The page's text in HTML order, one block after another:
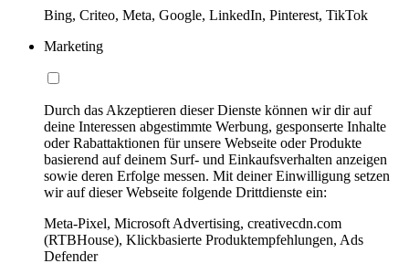
Bing, Criteo, Meta, Google, LinkedIn, Pinterest, TikTok
Marketing
Durch das Akzeptieren dieser Dienste können wir dir auf
deine Interessen abgestimmte Werbung, gesponserte Inhalte
oder Rabattaktionen für unsere Webseite oder Produkte
basierend auf deinem Surf- und Einkaufsverhalten anzeigen
sowie deren Erfolge messen. Mit deiner Einwilligung setzen
wir auf dieser Webseite folgende Drittdienste ein:
Meta-Pixel, Microsoft Advertising, creativecdn.com
(RTBHouse), Klickbasierte Produktempfehlungen, Ads
Defender